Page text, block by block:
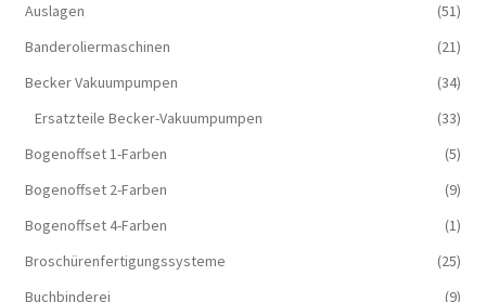
Auslagen
(51)
Banderoliermaschinen
(21)
Becker Vakuumpumpen
(34)
Ersatzteile Becker-Vakuumpumpen
(33)
Bogenoffset 1-Farben
(5)
Bogenoffset 2-Farben
(9)
Bogenoffset 4-Farben
(1)
Broschürenfertigungssysteme
(25)
Buchbinderei
(9)